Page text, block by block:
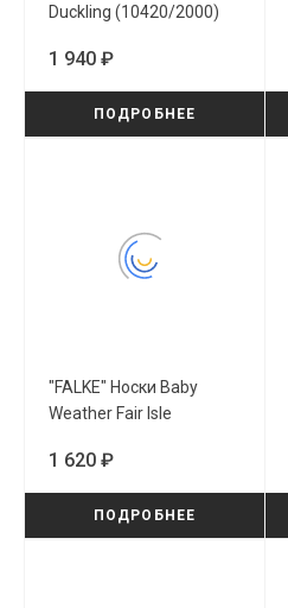
Duckling (10420/2000)
1 940 ₽
ПОДРОБНЕЕ
"FALKE" Носки Baby
Weather Fair Isle
1 620 ₽
ПОДРОБНЕЕ